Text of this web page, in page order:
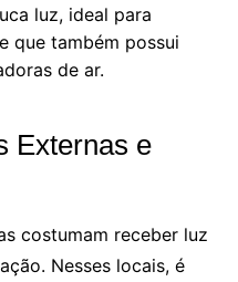
luz, ideal para
que também possui
de ar.
Externas e
costumam receber luz
Nesses locais, é